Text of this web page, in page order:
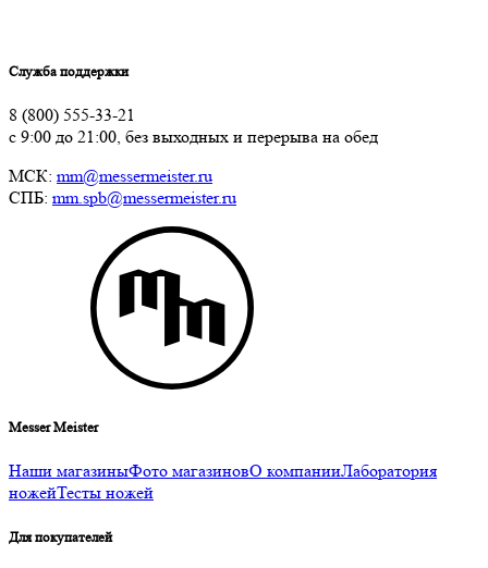
Служба поддержки
8 (800) 555-33-21
с 9:00 до 21:00, без выходных и перерыва на обед
МСК: mm@messermeister.ru
СПБ: mm.spb@messermeister.ru
Messer Meister
Наши магазиныФото магазиновО компанииЛаборатория
ножейТесты ножей
Для покупателей